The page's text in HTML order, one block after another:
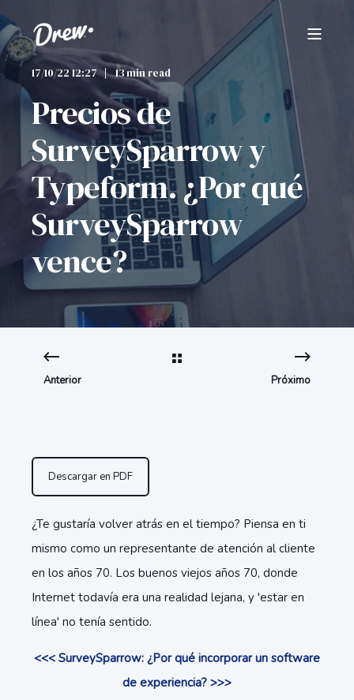
17/10/22 12:27 13 min read
Precios de
SurveySparrow y
Typeform. ¿Por qué
SurveySparrow
vence?
Anterior Próximo
Descargar en PDF
¿Te gustaría volver atrás en el tiempo? Piensa en ti
mismo como un representante de atención al cliente
en los años 70. Los buenos viejos años 70, donde
Internet todavía era una realidad lejana, y 'estar en
línea' no tenía sentido.
<<< SurveySparrow: ¿Por qué incorporar un software
de experiencia? >>>